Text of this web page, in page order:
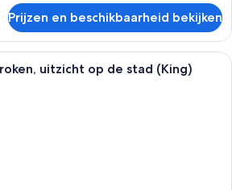
Prijzen en beschikbaarheid bekijken
Hotelkamer met een groot bed,
uitzicht op de stad (King)